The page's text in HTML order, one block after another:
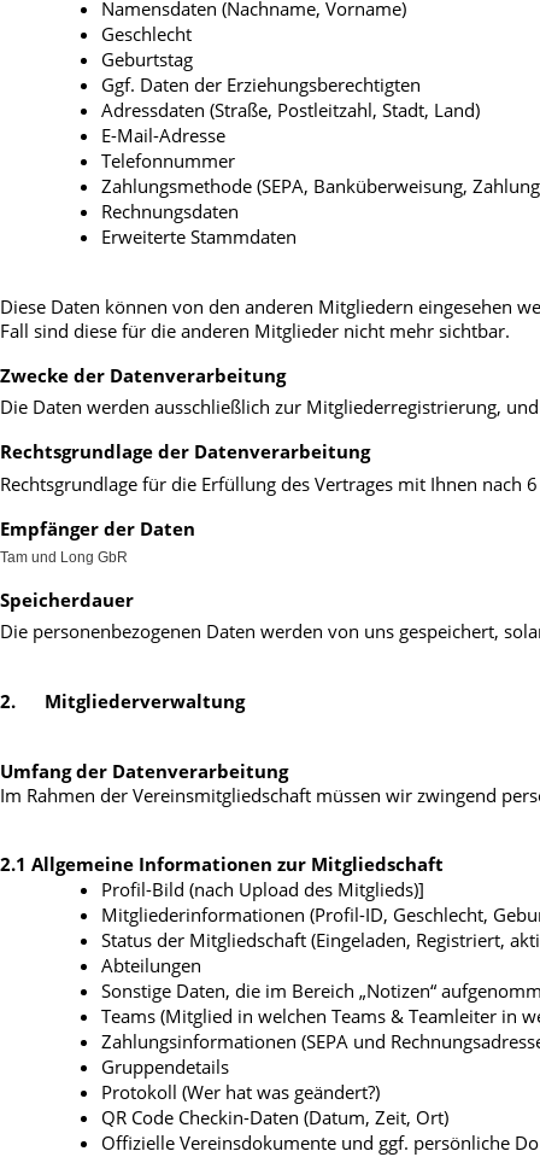
Namensdaten (Nachname, Vorname)
Geschlecht
Geburtstag
Ggf. Daten der Erziehungsberechtigten
Adressdaten (Straße, Postleitzahl, Stadt, Land)
E-Mail-Adresse
Telefonnummer
Zahlungsmethode (SEPA, Banküberweisung,
Rechnungsdaten
Erweiterte Stammdaten
Diese Daten können von den anderen Mitgliedern eingesehen
Fall sind diese für die anderen Mitglieder nicht mehr sichtbar.
Zwecke der Datenverarbeitung
Die Daten werden ausschließlich zur Mitgliederregistrierung,
Rechtsgrundlage der Datenverarbeitung
Rechtsgrundlage für die Erfüllung des Vertrages mit Ihnen nach
Empfänger der Daten
Tam und Long GbR
Speicherdauer
Die personenbezogenen Daten werden von uns gespeichert,
2. Mitgliederverwaltung
Umfang der Datenverarbeitung
Im Rahmen der Vereinsmitgliedschaft müssen wir zwingend
2.1 Allgemeine Informationen zur Mitgliedschaft
Profil-Bild (nach Upload des Mitglieds)]
Mitgliederinformationen (Profil-ID, Geschlecht,
Status der Mitgliedschaft (Eingeladen, Registriert,
Abteilungen
Sonstige Daten, die im Bereich „Notizen“
Teams (Mitglied in welchen Teams & Teamleiter in
Zahlungsinformationen (SEPA und
Gruppendetails
Protokoll (Wer hat was geändert?)
QR Code Checkin-Daten (Datum, Zeit, Ort)
Offizielle Vereinsdokumente und ggf. persönliche